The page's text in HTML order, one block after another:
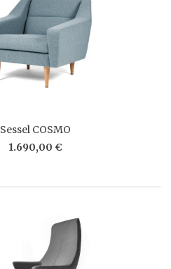
Sessel COSMO
1.690,00 €